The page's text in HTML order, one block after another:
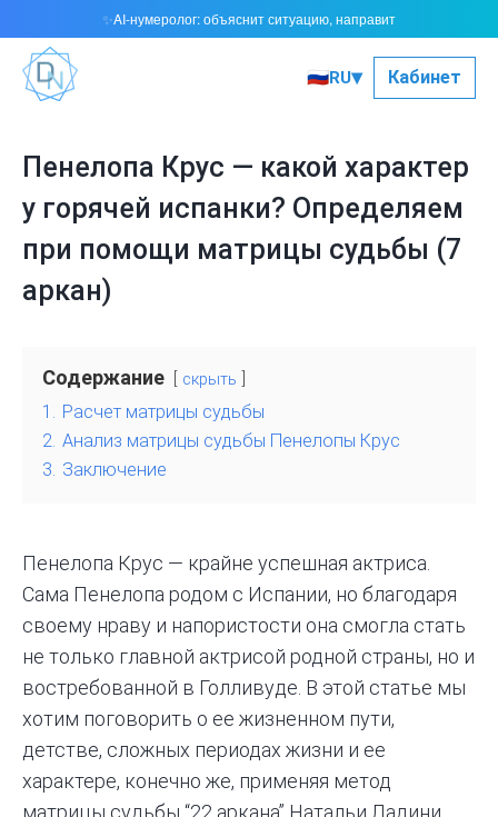
🇷🇺RU▾ Кабинет
Пенелопа Крус — какой характер
у горячей испанки? Определяем
при помощи матрицы судьбы (7
аркан)
Содержание скрыть
1. Расчет матрицы судьбы
2. Анализ матрицы судьбы Пенелопы Крус
3. Заключение
Пенелопа Крус — крайне успешная актриса.
Сама Пенелопа родом с Испании, но благодаря
своему нраву и напористости она смогла стать
не только главной актрисой родной страны, но и
востребованной в Голливуде. В этой статье мы
хотим поговорить о ее жизненном пути,
детстве, сложных периодах жизни и ее
характере, конечно же, применяя метод
матрицы судьбы “22 аркана” Натальи Ладини.
✨AI-нумеролог: объяснит ситуацию, направит